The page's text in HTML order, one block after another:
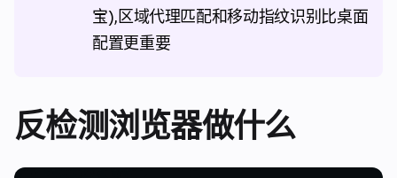
宝),区域代理匹配和移动指纹识别比桌面
配置更重要
反检测浏览器做什么